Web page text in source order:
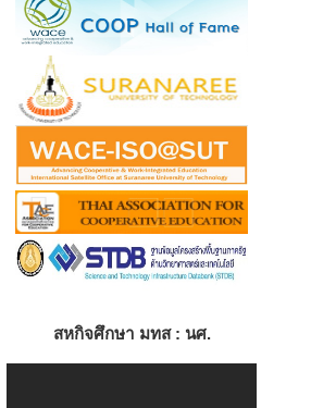
สหกิจศึกษา มทส : นศ.